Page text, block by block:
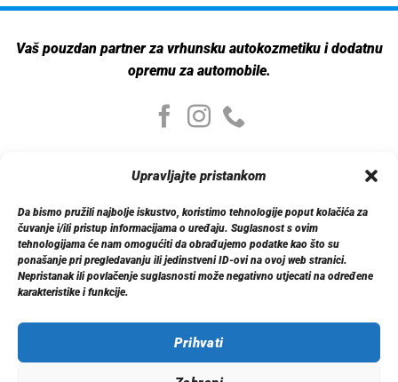
Upravljajte pristankom
Da bismo pružili najbolje iskustvo, koristimo tehnologije poput kolačića za
čuvanje i/ili pristup informacijama o uređaju. Suglasnost s ovim
tehnologijama će nam omogućiti da obrađujemo podatke kao što su
ponašanje pri pregledavanju ili jedinstveni ID-ovi na ovoj web stranici.
Nepristanak ili povlačenje suglasnosti može negativno utjecati na određene
karakteristike i funkcije.
Prihvati
Vaš pouzdan partner za vrhunsku autokozmetiku i dodatnu
opremu za automobile.
Moj nalog
Moj nalog
Moje narudžbe
Detalji računa
Log out
Informacije
Politika privatnosti